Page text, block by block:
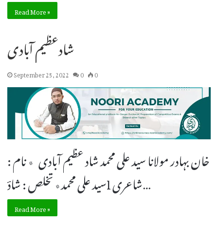
Read More »
شادعظیم آبادی
September 25, 2022 0 0
خان بہادر مولانا سید علی محمد شاد عظیم آبادی ٭ نام :
سید علی محمد٭ تخلص : شادؔl شاعری…
Read More »